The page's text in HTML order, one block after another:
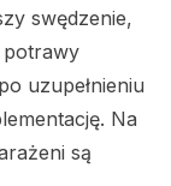
swędzenie,
potrawy
uzupełnieniu
Na
są